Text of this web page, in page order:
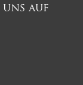
uns auf